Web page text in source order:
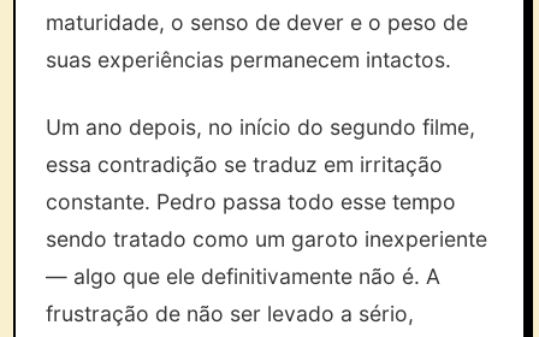
maturidade, o senso de dever e o peso de
suas experiências permanecem intactos.
Um ano depois, no início do segundo filme,
essa contradição se traduz em irritação
constante. Pedro passa todo esse tempo
sendo tratado como um garoto inexperiente
— algo que ele definitivamente não é. A
frustração de não ser levado a sério,